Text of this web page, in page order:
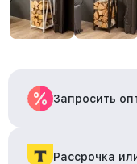
Запросить
Рассрочка